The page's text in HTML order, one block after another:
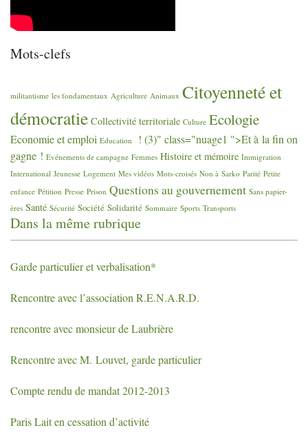
Mots-clefs
militantisme les fondamentaux Agriculture Animaux Citoyenneté et
démocratie Collectivité territoriale Culture Ecologie
Economie et emploi Education
! (3)" class="nuage1 ">Et à la fin on
gagne ! Evénements de campagne Femmes Histoire et mémoire Immigration
International Jeunesse Logement Mes vidéos Mots-croisés Non à Sarko Parité Petite
enfance Pétition Presse Prison Questions au gouvernement Sans papier-
ères Santé Sécurité Société Solidarité Sommaire Sports Transports
Dans la même rubrique
Garde particulier et verbalisation*
Rencontre avec l’association R.E.N.A.R.D.
rencontre avec monsieur de Laubrière
Rencontre avec M. Louvet, garde particulier
Compte rendu de mandat 2012-2013
Paris Lait en cessation d’activité